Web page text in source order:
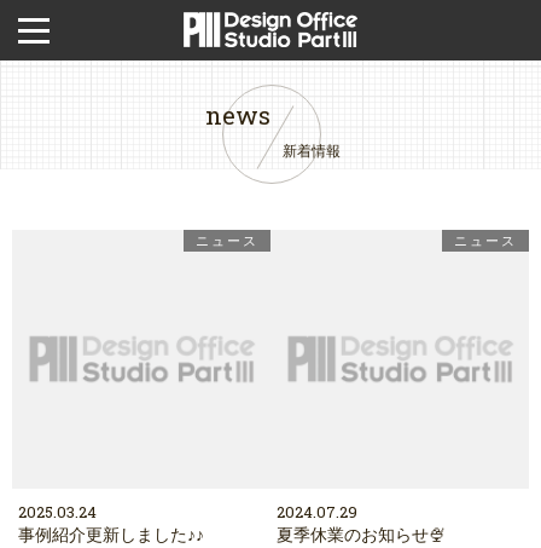
新着情報
news
ニュース
2025.03.24
事例紹介更新しました♪♪
ニュース
2024.07.29
夏季休業のお知らせ🍨